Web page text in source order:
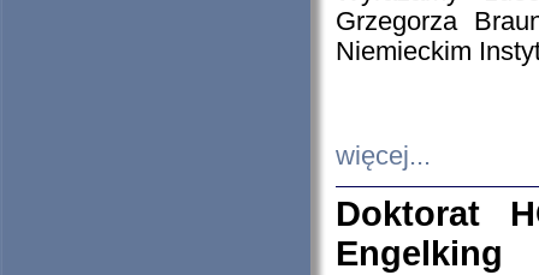
Grzegorza
Niemieckim
więcej...
Doktorat
Engelking